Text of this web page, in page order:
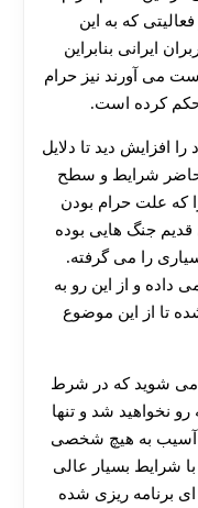
که به این
ایرانی بنابراین
می آورند نیز حرام
حکم کرده است.
افزایش دید تا دلایل
حاضر شرایط و سطح
که علت حرام بودن
جنگ هایی بوده
را می گرفته.
داده و از این رو به
تا از این موضوع
می شوید که در شرط
نخواهید شد و تنها
آسیب به هیچ شخصی
شرایط بسیار عالی
ای برنامه ریزی شده